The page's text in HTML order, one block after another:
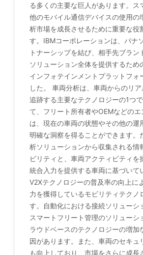
る多くの主要な巨人があります。ス
他のモバイル通信デバイスの使用の
析市場を成長させるために重要な役
す。IBMコーポレーションは、パナ
トナーシップを結び、相手先ブラン
ソリューション全体を提供するため
インフォテインメントプラットフォ
した。 車両分析は、車両からのリ
追跡する主要なテクノロジーの1つ
て、フリート所有者やOEMなどの
は、現在の車両の状態やその他の運
明確な洞察を得ることができます。
析ソリューションから収集される情
ビリティと、車両アクティビティを
統合入力を提供する車両に基づいて
V2Xテクノロジーの普及率の向上に
力を獲得しているモビリティテクノ
す。自動化における接続ソリューシ
スマートフリート管理のソリューシ
ラウドベースのテクノロジーの増加
因があります。また、車両のセキュ
も向上しており、市場をさらに成長